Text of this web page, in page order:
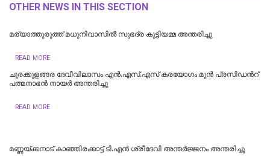
OTHER NEWS IN THIS SECTION
മര്യാത്തുരുത്ത് മധുനിവാസിൽ സുഭദ്ര കുട്ടിയമ്മ അന്തരിച്ചു
READ MORE
ചൂരക്കുളങ്ങര ദേവീവിലാസം എൻ.എസ്.എസ് കരയോഗം മുന്‍ പ്രസിഡന്‍റ്
പത്മനാഭൻ നായർ അന്തരിച്ചു
READ MORE
മണ്ണയ്ക്കനാട് കാഞ്ഞിരക്കാട്ട് ടി.എൻ ശ്രീദേവി അന്തർജ്ജനം അന്തരിച്ചു